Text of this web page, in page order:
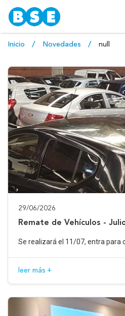
Inicio Novedades null
29/06/2026
Remate de Vehículos -
Se realizará el 11/07, entra para
leer más +